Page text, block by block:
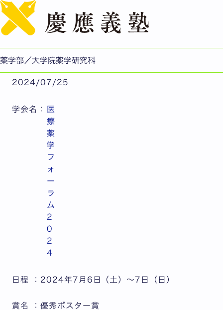
薬学部／大学院薬学研究科
【医療薬学フォーラム2024】学生が受賞
2024/07/25
学会名：
医
療
薬
学
フ
ォ
ー
ラ
ム
2
0
2
4
日程 ：2024年7月6日（土）～7日（日）
賞名 ：優秀ポスター賞